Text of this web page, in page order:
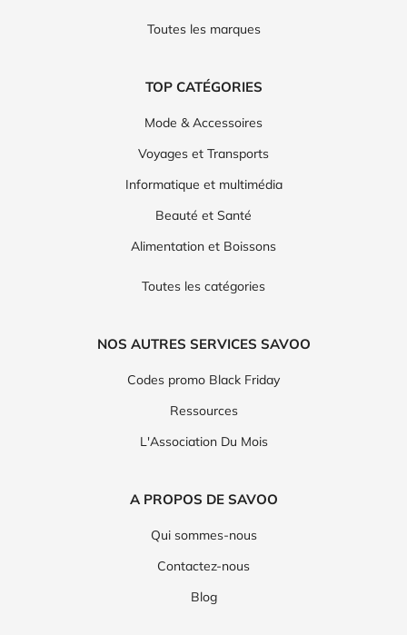
Toutes les marques
TOP CATÉGORIES
Mode & Accessoires
Voyages et Transports
Informatique et multimédia
Beauté et Santé
Alimentation et Boissons
Toutes les catégories
NOS AUTRES SERVICES SAVOO
Codes promo Black Friday
Ressources
L'Association Du Mois
A PROPOS DE SAVOO
Qui sommes-nous
Contactez-nous
Blog